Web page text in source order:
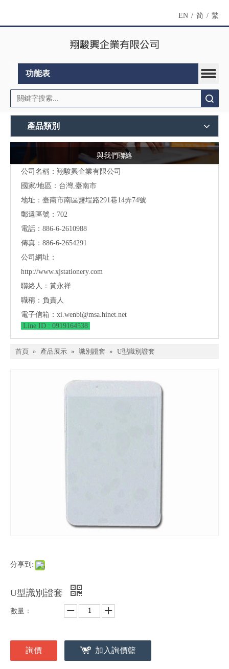
EN / 简 / 繁
功能表
產品類別
與我們聯絡
公司名稱：翔駿興企業有限公司
國家/地區：台灣,臺南市
地址： 臺南市南區鹽埕路291巷14弄74號
郵遞區號：702
電話：886-6-2610988
傳真：886-6-2654291
公司網址：
http://www.xjstationery.com
聯絡人：黃永祥
職稱：負責人
電子信箱： xi.wenbi@msa.hinet.net
Line ID : 0919164538
首頁 » 產品展示 » 識別證套 » U型識別證套
分享到:
U型識別證套
數量：
詢價 加入詢價籃